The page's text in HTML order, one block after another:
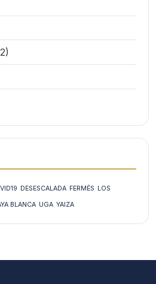
DESESCALADA FERMÉS LOS
BLANCA UGA YAIZA